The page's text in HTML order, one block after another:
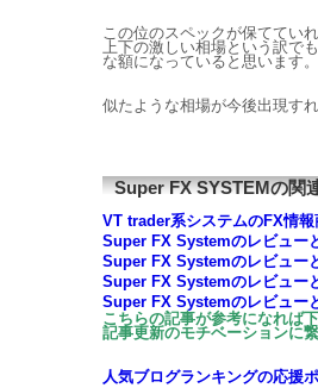
この位のスペックが保ててい
上下の激しい相場という訳で
な額になっていると思います。
似たような相場が今後出現す
Super FX SYSTEMの関
VT trader系システムのFX情報
Super FX Systemのレビュー
Super FX Systemのレビュー
Super FX Systemのレビュー
Super FX Systemのレビュー
こちらの記事が参考になれば
記事更新のモチベーションに
人気ブログランキングの応援ポ